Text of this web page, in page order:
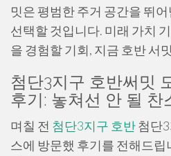
밋은 평범한 주거 공간을 뛰
선택할 것입니다. 미래 가치
을 경험할 기회, 지금 호반 서
첨단3지구 호반써밋
후기: 놓쳐선 안 될 찬
며칠 전 첨단3지구 호반첨단
스에 방문했 후기를 전해드립